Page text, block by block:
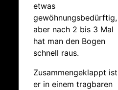
etwas
gewöhnungsbedürftig,
aber nach 2 bis 3 Mal
hat man den Bogen
schnell raus.
Zusammengeklappt ist
er in einem tragbaren